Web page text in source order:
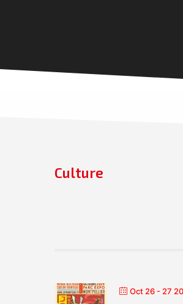
Culture
Oct 26 - 27